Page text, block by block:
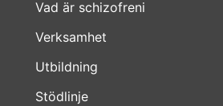
Vad är schizofreni
Verksamhet
Utbildning
Stödlinje